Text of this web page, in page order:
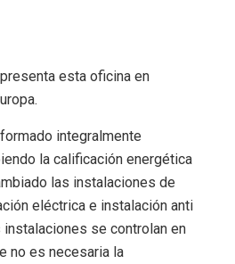
esta oficina en
integralmente
la calificación energética
las instalaciones de
eléctrica e instalación anti
instalaciones se controlan en
no es necesaria la